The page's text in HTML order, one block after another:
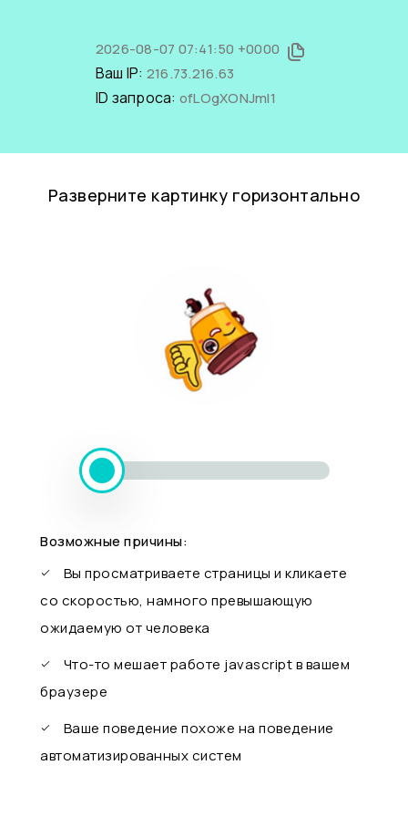
2026-08-07 07:41:50 +0000
Ваш IP: 216.73.216.63
ID запроса: ofLOgXONJmI1
Разверните картинку горизонтально
Возможные причины:
Вы просматриваете страницы и кликаете
со скоростью, намного превышающую
ожидаемую от человека
Что-то мешает работе javascript в вашем
браузере
Ваше поведение похоже на поведение
автоматизированных систем